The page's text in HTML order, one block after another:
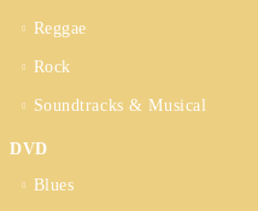
Reggae
Rock
Soundtracks & Musical
DVD
Blues